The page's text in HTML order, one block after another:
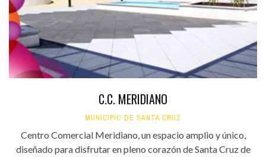
C.C. MERIDIANO
MUNICIPIO DE SANTA CRUZ
Centro Comercial Meridiano, un espacio amplio y único,
diseñado para disfrutar en pleno corazón de Santa Cruz de